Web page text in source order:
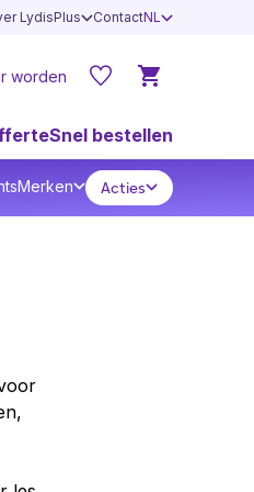
LydisPlus ContactNL
worden
Snel bestellen
Merken Acties